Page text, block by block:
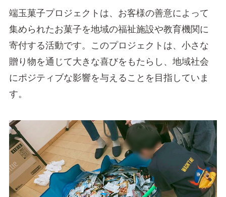
端玉菓子プロジェクトは、お客様の善意によって
集められたお菓子を地域の福祉施設や教育機関に
寄付する活動です。このプロジェクトは、小さな
贈り物を通じて大きな喜びをもたらし、地域社会
にポジティブな影響を与えることを目指していま
す。